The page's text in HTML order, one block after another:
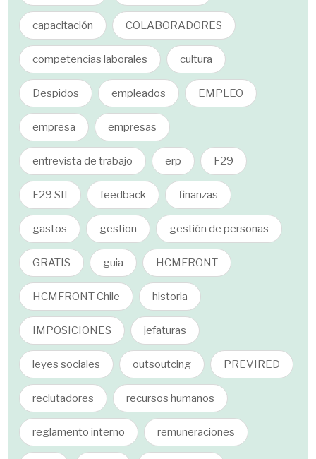
capacitación COLABORADORES
competencias laborales cultura
Despidos empleados EMPLEO
empresa empresas
entrevista de trabajo erp F29
F29 SII feedback finanzas
gastos gestion gestión de personas
GRATIS guia HCMFRONT
HCMFRONT Chile historia
IMPOSICIONES jefaturas
leyes sociales outsoutcing PREVIRED
reclutadores recursos humanos
reglamento interno remuneraciones